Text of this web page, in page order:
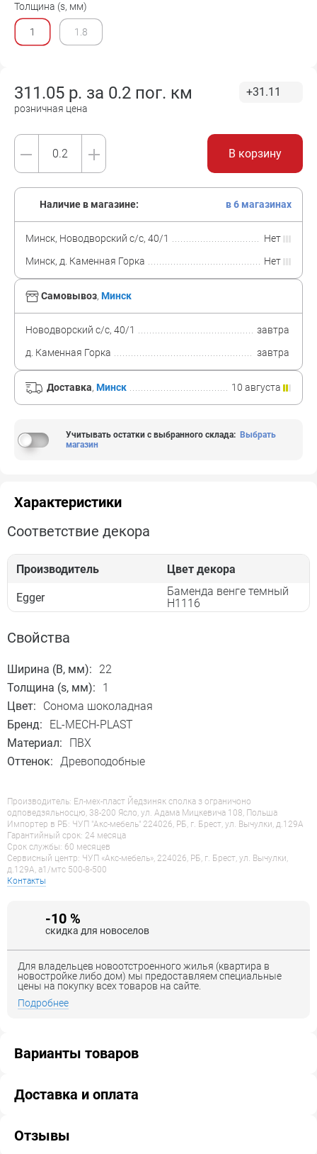
Толщина (s, мм)
1 1.8
311.05 р. за 0.2 пог. км
розничная цена
+31.11
В корзину
Самовывоз, Минск
Новодворский с/с, 40/1
завтра
д. Каменная Горка
завтра
Доставка, Минск 10 августа
Наличие в магазине: в 6 магазинах
Минск, Новодворский с/с, 40/1
Нет
Минск, д. Каменная Горка
Нет
Учитывать остатки с выбранного склада: Выбрать
магазин
Характеристики
Соответствие декора
Производитель Цвет декора
Egger
Баменда венге темный
H1116
Свойства
Ширина (B, мм):
22
Толщина (s, мм):
1
Цвет:
Сонома шоколадная
Бренд:
EL-MECH-PLAST
Материал:
ПВХ
Оттенок: Древоподобные
Производитель: Ел-мех-пласт Йедзиняк сполка з ограничоно
одповедзяльносцю, 38-200 Ясло, ул. Адама Мицкевича 108, Польша
Импортер в РБ: ЧУП "Акс-мебель" 224026, РБ, г. Брест, ул. Вычулки, д.129А
Гарантийный срок: 24 месяца
Срок службы: 60 месяцев
Сервисный центр: ЧУП «Акс-мебель», 224026, РБ, г. Брест, ул. Вычулки,
д.129А, a1/мтс 500-8-500
Контакты
-10 %
скидка для новоселов
Для владельцев новоотстроенного жилья (квартира в
новостройке либо дом) мы предоставляем специальные
цены на покупку всех товаров на сайте.
Подробнее
Варианты товаров
Доставка и оплата
Отзывы